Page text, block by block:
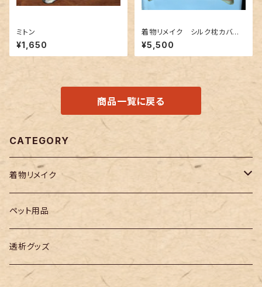
ミトン
¥1,650
着物リメイク シルク枕カバ
ー 009
¥5,500
商品一覧に戻る
CATEGORY
着物リメイク
メンズ
レディース
ペット用品
透析グッズ